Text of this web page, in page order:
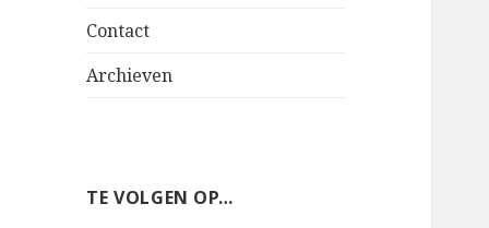
Contact
Archieven
TE VOLGEN OP…